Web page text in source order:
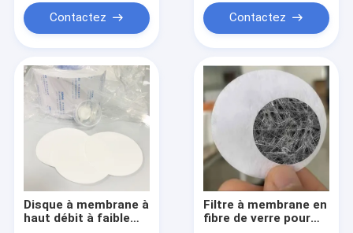
Contactez Contactez
Disque à membrane à
haut débit à faible
Filtre à membrane en
fibre de verre pour